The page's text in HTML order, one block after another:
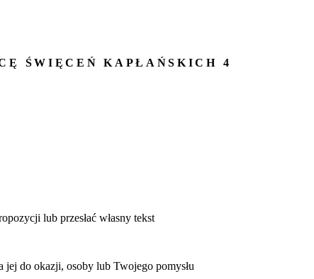
ŚWIĘCEŃ KAPŁAŃSKICH 4
lub przesłać własny tekst
do okazji, osoby lub Twojego pomysłu